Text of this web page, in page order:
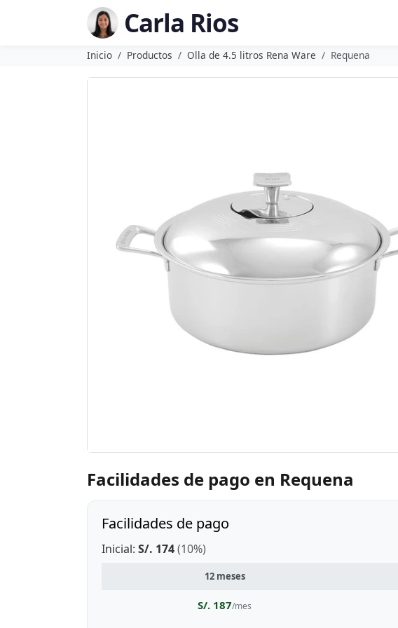
Carla Rios
Inicio Productos Olla de 4.5 litros Rena Ware Requena
Facilidades de pago en Requena
Facilidades de pago
Inicial: S/. 174(10%)
12 meses
S/. 187/mes